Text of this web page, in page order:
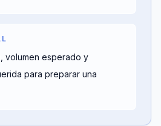
volumen esperado y
para preparar una